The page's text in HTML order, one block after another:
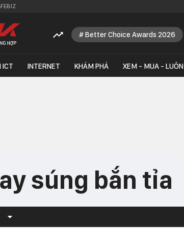
Better Choice Awards 2026
ICT INTERNET KHÁM PHÁ XEM - MUA - LUÔN
súng bắn tỉa